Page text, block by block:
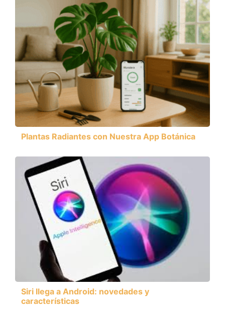
Plantas Radiantes con Nuestra App Botánica
Siri llega a Android: novedades y
características